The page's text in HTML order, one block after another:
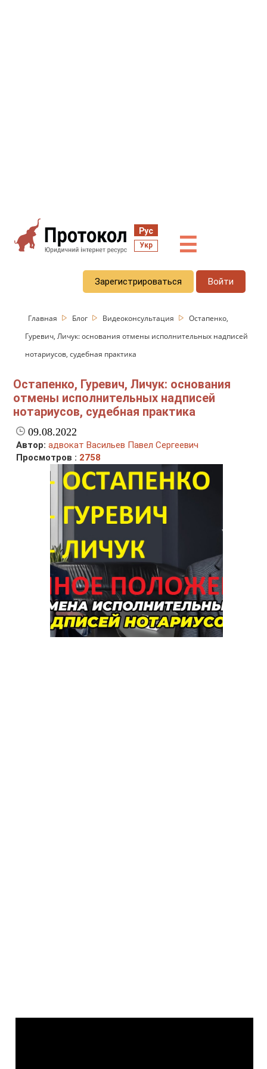
Рус
Укр ☰
Зарегистрироваться Войти
Главная Блог Видеоконсультация
Остапенко,
Гуревич, Личук: основания отмены исполнительных надписей
нотариусов, судебная практика
Остапенко, Гуревич, Личук: основания
отмены исполнительных надписей
нотариусов, судебная практика
09.08.2022
Автор: адвокат Васильев Павел Сергеевич
Просмотров : 2758